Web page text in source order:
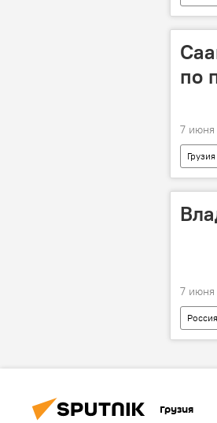
по
7 июня
Грузия
7 июня
Россия
Грузия